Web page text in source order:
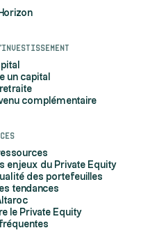
un capital
complémentaire
enjeux du Private Equity
des portefeuilles
tendances
le Private Equity